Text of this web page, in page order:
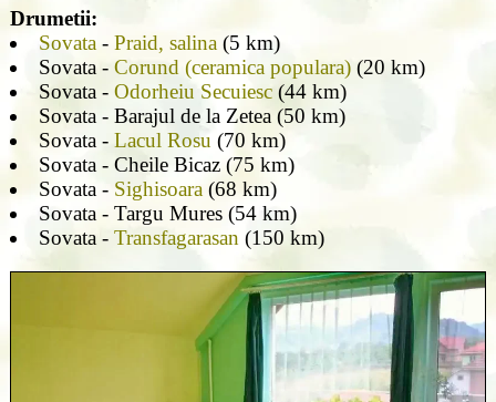
Drumetii:
Sovata- Praid, salina (5 km)
Sovata - Corund (ceramica populara)(20 km)
Sovata - Odorheiu Secuiesc(44 km)
Sovata - Barajul de la Zetea (50 km)
Sovata - Lacul Rosu (70 km)
Sovata - Cheile Bicaz (75 km)
Sovata - Sighisoara(68 km)
Sovata - Targu Mures (54 km)
Sovata - Transfagarasan (150 km)